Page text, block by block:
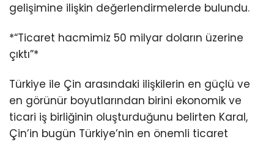
gelişimine ilişkin değerlendirmelerde bulundu.
*“Ticaret hacmimiz 50 milyar doların üzerine
çıktı”*
Türkiye ile Çin arasındaki ilişkilerin en güçlü ve
en görünür boyutlarından birini ekonomik ve
ticari iş birliğinin oluşturduğunu belirten Karal,
Çin’in bugün Türkiye’nin en önemli ticaret